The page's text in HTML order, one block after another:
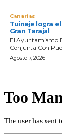
Canarias
Tuineje logra
Gran Tarajal
El Ayuntamiento
Conjunta Con
Agosto 7, 2026